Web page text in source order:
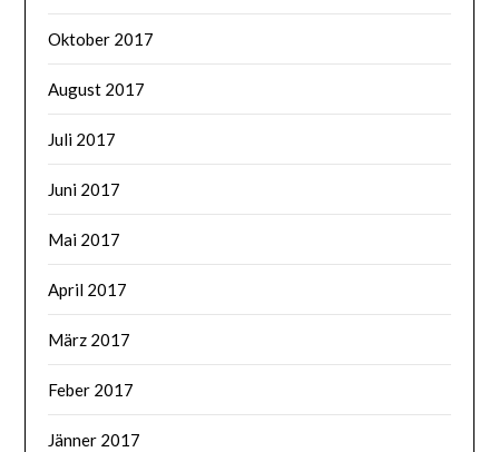
Oktober 2017
August 2017
Juli 2017
Juni 2017
Mai 2017
April 2017
März 2017
Feber 2017
Jänner 2017